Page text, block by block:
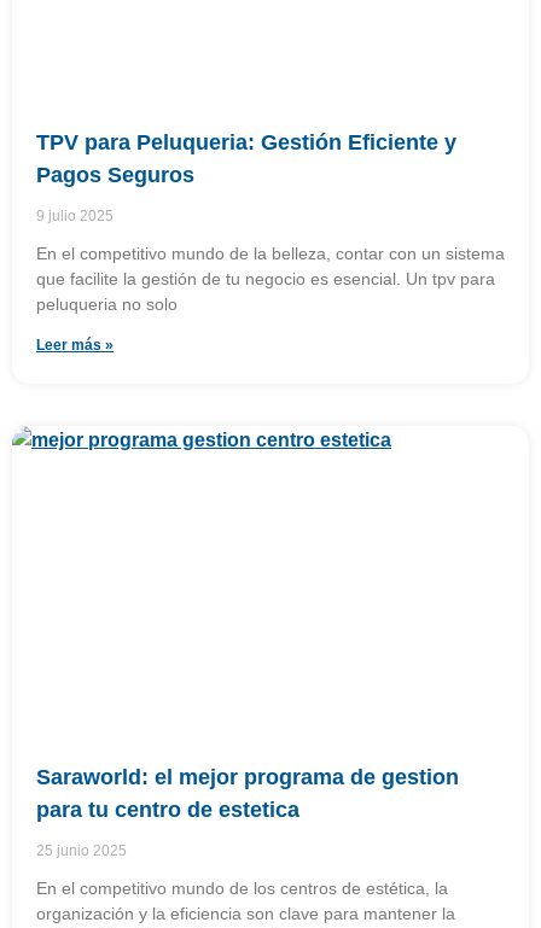
TPV para Peluqueria: Gestión Eficiente y
Pagos Seguros
9 julio 2025
En el competitivo mundo de la belleza, contar con un sistema
que facilite la gestión de tu negocio es esencial. Un tpv para
peluqueria no solo
Leer más »
Saraworld: el mejor programa de gestion
para tu centro de estetica
25 junio 2025
En el competitivo mundo de los centros de estética, la
organización y la eficiencia son clave para mantener la